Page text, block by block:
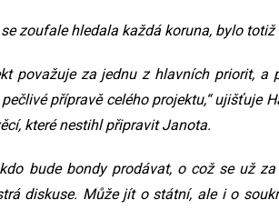
zoufale hledala každá koruna, bylo totiž
považuje za jednu z hlavních priorit,
přípravě celého projektu,“ ujišťuje
které nestihl připravit Janota.
bude bondy prodávat, o což se už
diskuse. Může jít o státní, ale i o